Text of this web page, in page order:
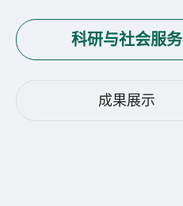
科研与社会服务
成果展示